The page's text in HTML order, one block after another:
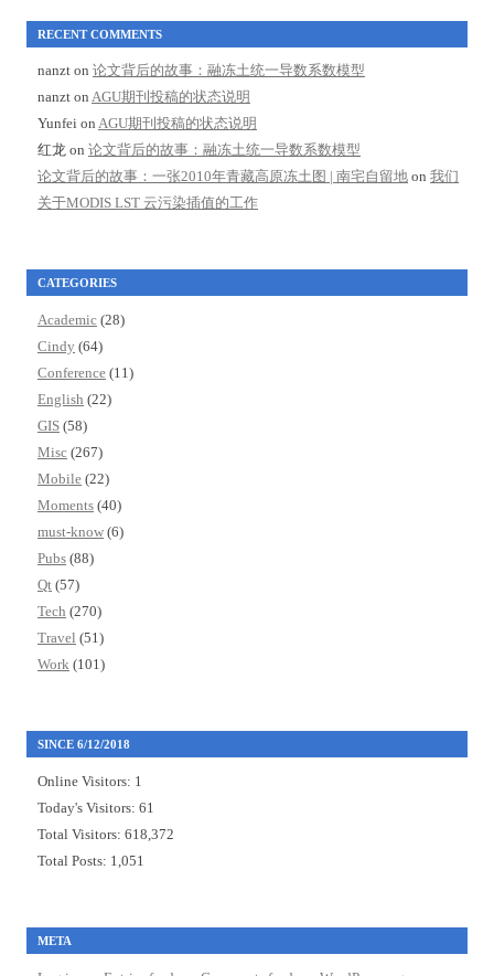
RECENT COMMENTS
nanzt on 论文背后的故事：融冻土统一导数系数模型
nanzt on AGU期刊投稿的状态说明
Yunfei on AGU期刊投稿的状态说明
红龙 on 论文背后的故事：融冻土统一导数系数模型
论文背后的故事：一张2010年青藏高原冻土图 | 南宅自留地 on 我们
关于MODIS LST 云污染插值的工作
CATEGORIES
Academic (28)
Cindy (64)
Conference (11)
English (22)
GIS (58)
Misc (267)
Mobile (22)
Moments (40)
must-know (6)
Pubs (88)
Qt (57)
Tech (270)
Travel (51)
Work (101)
SINCE 6/12/2018
Online Visitors: 1
Today's Visitors: 61
Total Visitors: 618,372
Total Posts: 1,051
META